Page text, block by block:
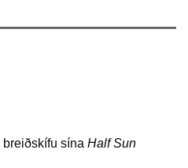
breiðskífu sína Half Sun